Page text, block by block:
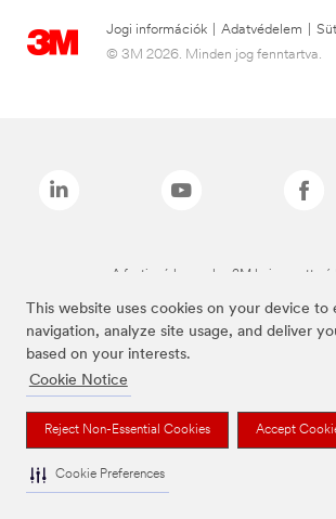
This website uses cookies on your device to
navigation, analyze site usage, and deliver
based on your interests.
Cookie Notice
Reject Non-Essential Cookies Accept
Cookie Preferences
Jogi információk Adatvédelem
© 3M 2026. Minden jog fenntartva.
A fenti márkanevek a 3M bejegyzett